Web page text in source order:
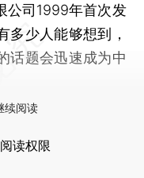
司1999年首次发
多少人能够想到，
话题会迅速成为中
续阅读
读权限